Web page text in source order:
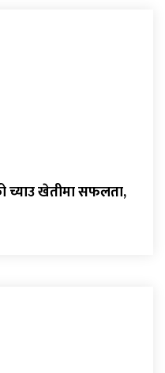
च्याउ खेतीमा सफलता,